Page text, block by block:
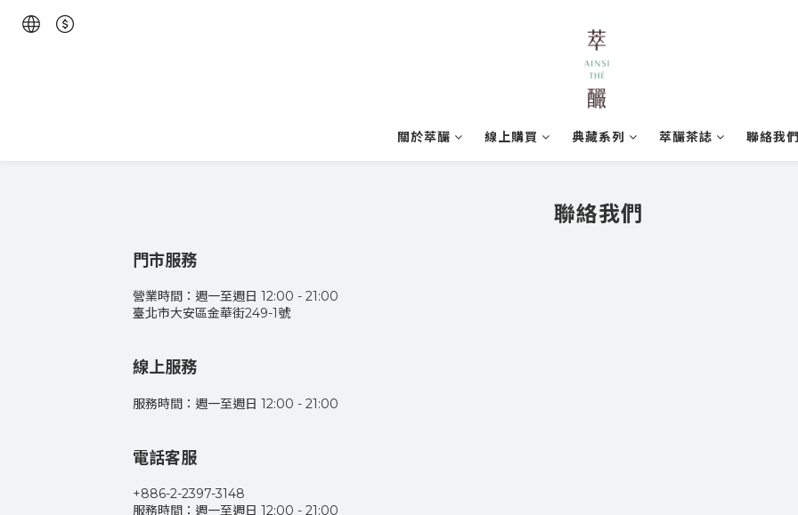
關於萃釅 線上購買 典藏系列 萃釅茶誌 聯絡我
聯絡我們
門市服務
營業時間：週一至週日 12:00 - 21:00
臺北市大安區金華街249-1號
線上服務
服務時間：週一至週日 12:00 - 21:00
電話客服
+886-2-2397-3148
服務時間：週一至週日 12:00 - 21:00